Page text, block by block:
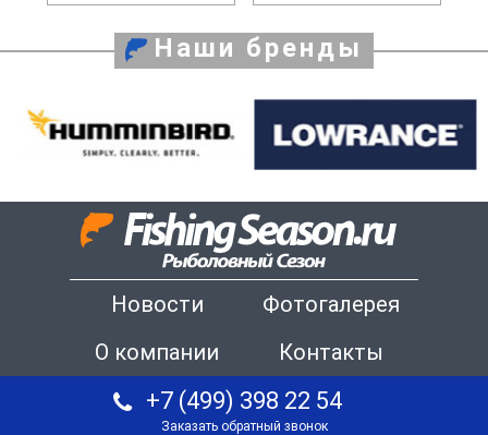
Наши бренды
Новости
Фотогалерея
О компании
Контакты
+7 (499) 398 22 54
Заказать обратный звонок